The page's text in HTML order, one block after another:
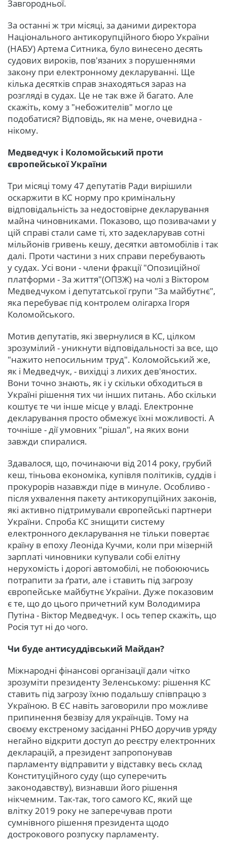
Завгородньої.
За останні ж три місяці, за даними директора
Національного антикорупційного бюро України
(НАБУ) Артема Ситника, було винесено десять
судових вироків, пов'язаних з порушеннями
закону при електронному декларуванні. Ще
кілька десятків справ знаходяться зараз на
розгляді в судах. Це не так вже й багато. Але
скажіть, кому з "небожителів" могло це
подобатися? Відповідь, як на мене, очевидна -
нікому.
Медведчук і Коломойський проти
європейської України
Три місяці тому 47 депутатів Ради вирішили
оскаржити в КС норму про кримінальну
відповідальність за недостовірне декларування
майна чиновниками. Показово, що позивачами у
цій справі стали саме ті, хто задекларував сотні
мільйонів гривень кешу, десятки автомобілів і так
далі. Проти частини з них справи перебувають
у судах. Усі вони - члени фракції "Опозиційної
платформи - За життя"(ОПЗЖ) на чолі з Віктором
Медведчуком і депутатської групи "За майбутнє",
яка перебуває під контролем олігарха Ігоря
Коломойського.
Мотив депутатів, які звернулися в КС, цілком
зрозумілий - уникнути відповідальності за все, що
"нажито непосильним труд". Коломойський же,
як і Медведчук, - вихідці з лихих дев'яностих.
Вони точно знають, як і у скільки обходиться в
Україні рішення тих чи інших питань. Або скільки
коштує те чи інше місце у владі. Електронне
декларування просто обмежує їхні можливості. А
точніше - дії умовних "рішал", на яких вони
завжди спиралися.
Здавалося, що, починаючи від 2014 року, грубий
кеш, тіньова економіка, купівля політиків, суддів і
прокурорів назавжди піде в минуле. Особливо -
після ухвалення пакету антикорупційних законів,
які активно підтримували європейські партнери
України. Спроба КС знищити систему
електронного декларування не тільки повертає
країну в епоху Леоніда Кучми, коли при мізерній
зарплаті чиновники купували собі елітну
нерухомість і дорогі автомобілі, не побоюючись
потрапити за ґрати, але і ставить під загрозу
європейське майбутнє України. Дуже показовим
є те, що до цього причетний кум Володимира
Путіна - Віктор Медведчук. І ось тепер скажіть, що
Росія тут ні до чого.
Чи буде антисуддівський Майдан?
Міжнародні фінансові організації дали чітко
зрозуміти президенту Зеленському: рішення КС
ставить під загрозу їхню подальшу співпрацю з
Україною. В ЄС навіть заговорили про можливе
припинення безвізу для українців. Тому на
своєму екстреному засіданні РНБО доручив уряду
негайно відкрити доступ до реєстру електронних
декларацій, а президент запропонував
парламенту відправити у відставку весь склад
Конституційного суду (що суперечить
законодавству), визнавши його рішення
нікчемним. Так-так, того самого КС, який ще
влітку 2019 року не заперечував проти
сумнівного рішення президента щодо
дострокового розпуску парламенту.